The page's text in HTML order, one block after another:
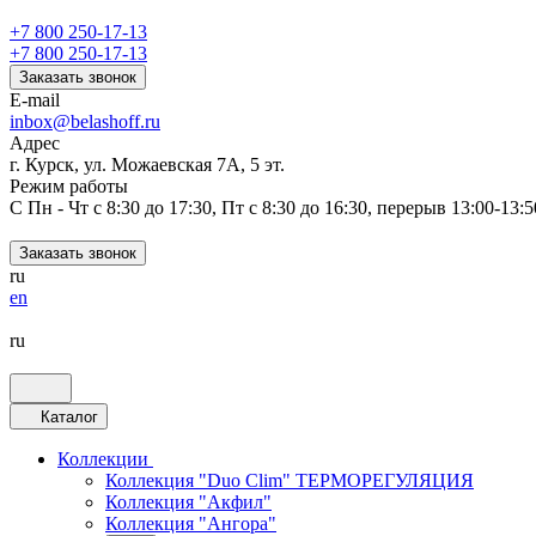
+7 800 250-17-13
+7 800 250-17-13
Заказать звонок
E-mail
inbox@belashoff.ru
Адрес
г. Курск, ул. Можаевская 7А, 5 эт.
Режим работы
C Пн - Чт с 8:30 до 17:30, Пт с 8:30 до 16:30, перерыв 13:00-
Заказать звонок
ru
en
ru
Каталог
Коллекции
Коллекция "Duo Clim" ТЕРМОРЕГУЛЯЦИЯ
Коллекция "Акфил"
Коллекция "Ангора"